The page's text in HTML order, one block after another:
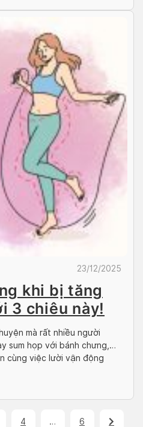
23/12/2025
khi bị tăng
3 chiêu này!
mà rất nhiều người
sum họp với bánh chưng,
cùng việc lười vận động
vóc dáng kém gọn gàng và
4 … 6